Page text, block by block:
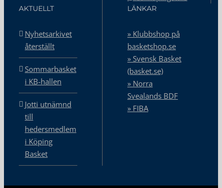
AKTUELLT
Nyhetsarkivet
återställt
Sommarbasket
i KB-hallen
Jotti utnämnd
till
hedersmedlem
i Köping
Basket
LÄNKAR
» Klubbshop på
basketshop.se
» Svensk Basket
(basket.se)
» Norra
Svealands BDF
» FIBA